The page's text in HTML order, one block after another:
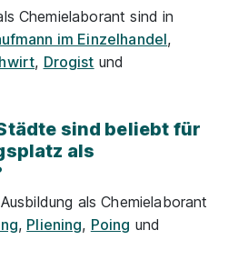
Chemielaborant sind in
im Einzelhandel,
, Drogist und
sind beliebt für
als
als Chemielaborant
, Pliening, Poing und